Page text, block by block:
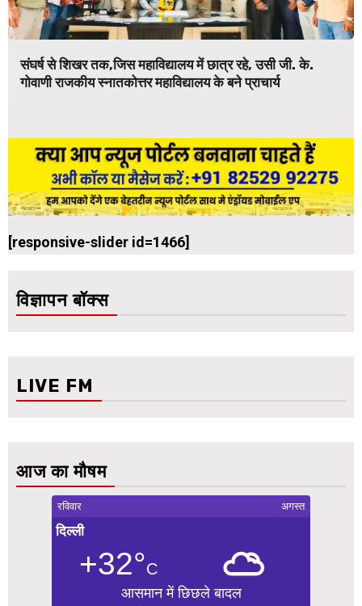
संघर्ष से शिखर तक,जिस महाविद्यालय में छात्र रहे, उसी जी. के.
गोवाणी राजकीय स्नातकोत्तर महाविद्यालय के बने प्राचार्य
[responsive-slider id=1466]
विज्ञापन बॉक्स
LIVE FM
आज का मौषम
रविवार अगस्त
दिल्ली
+32°C
आसमान में छिछले बादल